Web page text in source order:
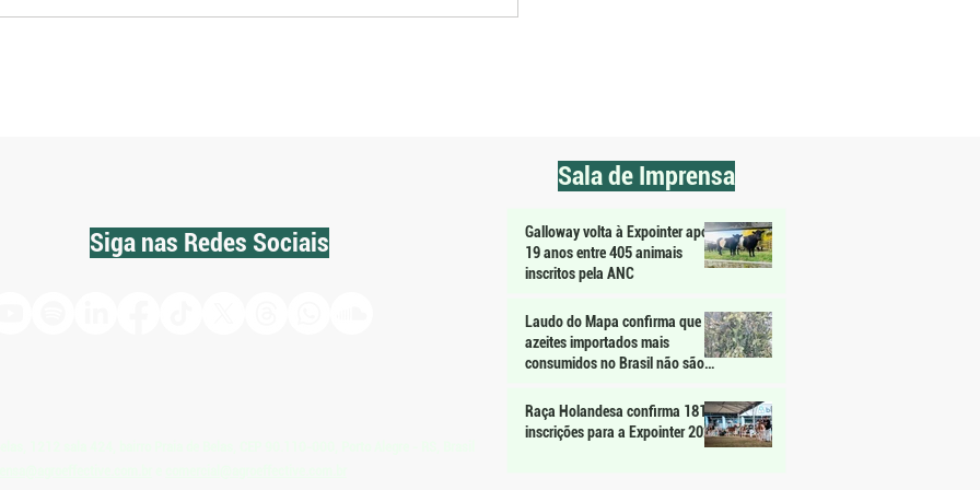
Sala de Imprensa
Siga nas Redes Sociais
Galloway volta à Expointer após
19 anos entre 405 animais
inscritos pela ANC
Laudo do Mapa confirma que
azeites importados mais
consumidos no Brasil não são
Raça Holandesa confirma 181
inscrições para a Expointer 2026